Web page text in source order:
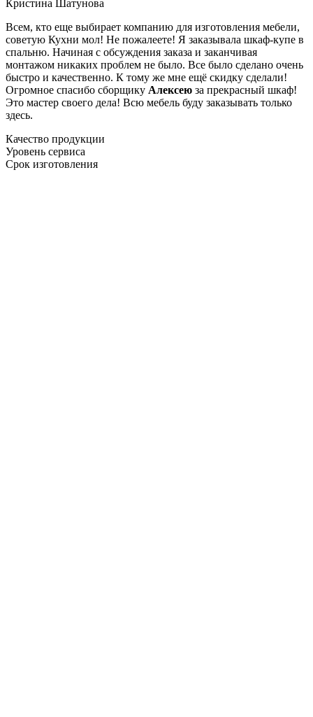
Кристина Шатунова
Всем, кто еще выбирает компанию для изготовления мебели,
советую Кухни мол! Не пожалеете! Я заказывала шкаф-купе в
спальню. Начиная с обсуждения заказа и заканчивая
монтажом никаких проблем не было. Все было сделано очень
быстро и качественно. К тому же мне ещё скидку сделали!
Огромное спасибо сборщику Алексею за прекрасный шкаф!
Это мастер своего дела! Всю мебель буду заказывать только
здесь.
Качество продукции
Уровень сервиса
Срок изготовления